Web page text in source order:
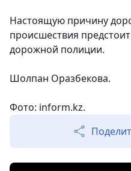
Настоящую причину
происшествия
дорожной полиции.
Шолпан Оразбекова.
Фото: inform.kz.